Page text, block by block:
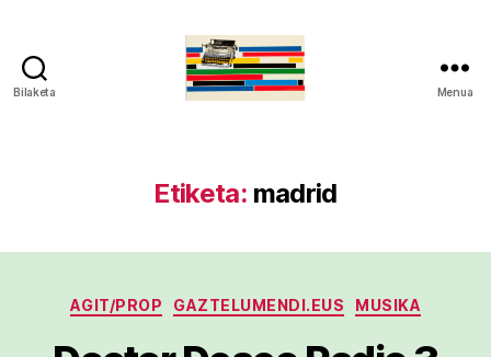
Bilaketa Menua
Etiketa: madrid
Kategoriak
AGIT/PROP GAZTELUMENDI.EUS MUSIKA